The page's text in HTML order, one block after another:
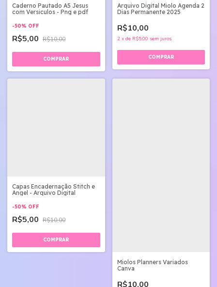
Caderno Pautado A5 Jesus
com Versiculos - Png e pdf
-50% OFF
R$5,00 R$10,00
Arquivo Digital Miolo Agenda 2
Dias Permanente 2025
R$10,00
2 x de R$5,00 sem juros
Capas Encadernação Stitch e
Angel - Arquivo Digital
-50% OFF
R$5,00 R$10,00
Miolos Planners Variados
Canva
R$10,00